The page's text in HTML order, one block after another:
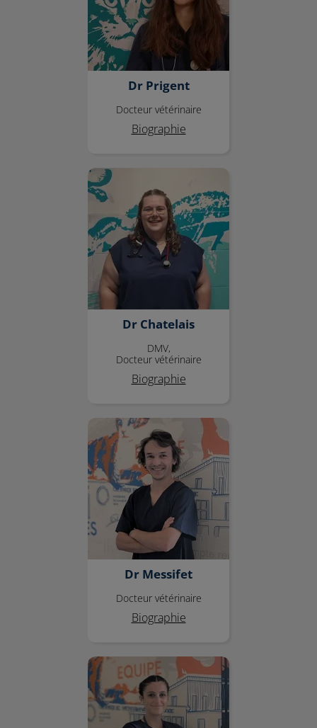
Dr Prigent
Docteur vétérinaire
Biographie
Dr Chatelais
DMV,
Docteur vétérinaire
Biographie
Dr Messifet
Dr Messifet
Docteur vétérinaire
Biographie
Dr Lasserre